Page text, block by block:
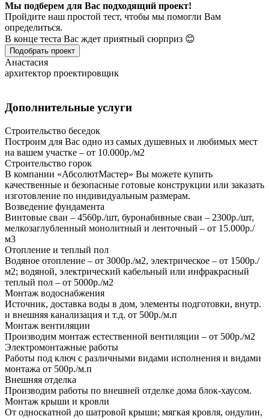
Мы подберем для Вас подходящий проект!
Пройдите наш простой тест, чтобы мы помогли Вам
определиться.
В конце теста Вас ждет приятный сюрприз 😊
Подобрать проект
Анастасия
архитектор проектировщик
Дополнительные услуги
Строительство беседок
Построим для Вас одно из самых душевных и любимых мест
на вашем участке – от 10.000р./м2
Строительство горок
В компании «АбсолютМастер» Вы можете купить
качественные и безопасные готовые конструкции или заказать
изготовление по индивидуальным размерам.
Возведение фундамента
Винтовые сваи – 4560р./шт, буронабивные сваи – 2300р./шт,
мелкозаглубленный монолитный и ленточный – от 15.000р./
м3
Отопление и теплый пол
Водяное отопление – от 3000р./м2, электрическое – от 1500р./
м2; водяной, электрический кабельный или инфракрасный
теплый пол – от 5000р./м2
Монтаж водоснабжения
Источник, доставка воды в дом, элементы подготовки, внутр.
и внешняя канализация и т.д. от 500р./м.п
Монтаж вентиляции
Производим монтаж естественной вентиляции – от 500р./м2
Электромонтажные работы
Работы под ключ с различными видами исполнения и видами
монтажа от 500р./м.п
Внешняя отделка
Производим работы по внешней отделке дома блок-хаусом.
Монтаж крыши и кровли
От односкатной до шатровой крыши; мягкая кровля, ондулин,